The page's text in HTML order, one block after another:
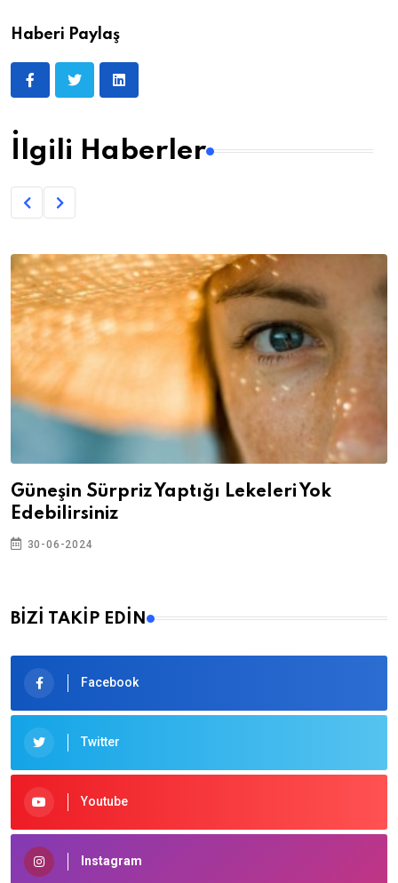
Haberi Paylaş
İlgili Haberler
Güneşin Sürpriz Yaptığı Lekeleri Yok
Edebilirsiniz
30-06-2024
BİZİ TAKİP EDİN
Facebook
Twitter
Youtube
Instagram